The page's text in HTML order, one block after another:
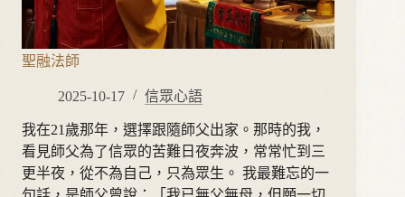
聖融法師
2025-10-17 信眾心語
我在21歲那年，選擇跟隨師父出家。那時的我，
看見師父為了信眾的苦難日夜奔波，常常忙到三
更半夜，從不為自己，只為眾生。 我最難忘的一